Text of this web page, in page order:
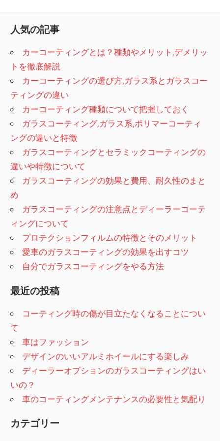
ナ
ビ
ゲ
ー
シ
ョ
ン
事:
記
事:
人気の記事
カーコーティングとは？種類やメリット,デメリッ
トを徹底解説
カーコーティングの選び方,ガラス系とガラスコー
ティングの違い
カーコーティング種類について把握しておく
ガラスコーティング,ガラス系,ポリマーコーティ
ングの違いと特徴
ガラスコーティングとセラミックコーティングの
違いや特徴について
ガラスコーティングの効果と費用、耐久性のまと
め
ガラスコーティングの注意点とディーラーコーテ
ィングについて
プロテクションフィルムの特徴とそのメリット
愛車のガラスコーティングの効果を出すコツ
自分でガラスコーティングをやる方法
最近の投稿
コーティング時の傷が目立たなくなることについ
て
車はファッション
デザインのいいアルミホイールにする楽しみ
ディーラーオプションのガラスコーティングはい
いの？
車のコーティングメンテナンスの必要性と気配り
カテゴリー